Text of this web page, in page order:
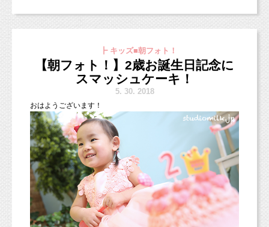
https://page.line.me/studiomilk
↑上記のページからもおともだち登録出来ますので、
ぜひ登録してみてくださいね（＾＾）
今後LINE予約限定撮影イベントなども計画中です♡
東京都杉並区西荻窪のフォトスタジオ「スタジオミルク」の小池
加奈です！
（西荻窪徒歩３分の駅近・ペットOKスタジオ、駐車場完備。
中央線、総武線、東西線沿線の荻窪、吉祥寺や三鷹、武蔵野市、
西東京市、立川市、小平市、羽村市、
東京都新宿区や中央区、千代田区、世田谷区、港区、江東区、渋
他、千葉県、埼玉県、神奈川県、宮城県、茨城県、愛知、広島
県、新潟県など他県からも多数お越しいただいております！）
■各種撮影プラン■
http://studiomilk.jp/price
■お手軽ネット予約■
https://www.itsuaki.com/yoyaku/webreserve/menusel?
str_id=829&stf_id=0
┣ キッズ■朝フォト！
【朝フォト！】2歳お誕生日記念に
スマッシュケーキ！
5. 30. 2018
おはようございます！